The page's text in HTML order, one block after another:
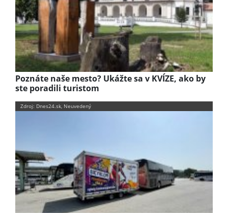
Poznáte naše mesto? Ukážte sa v KVÍZE, ako by
ste poradili turistom
Zdroj: Dnes24.sk, Neuvedený